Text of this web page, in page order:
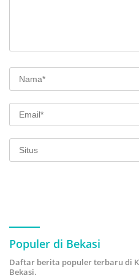
Populer di Bekasi
Daftar berita populer terbaru di
Bekasi.